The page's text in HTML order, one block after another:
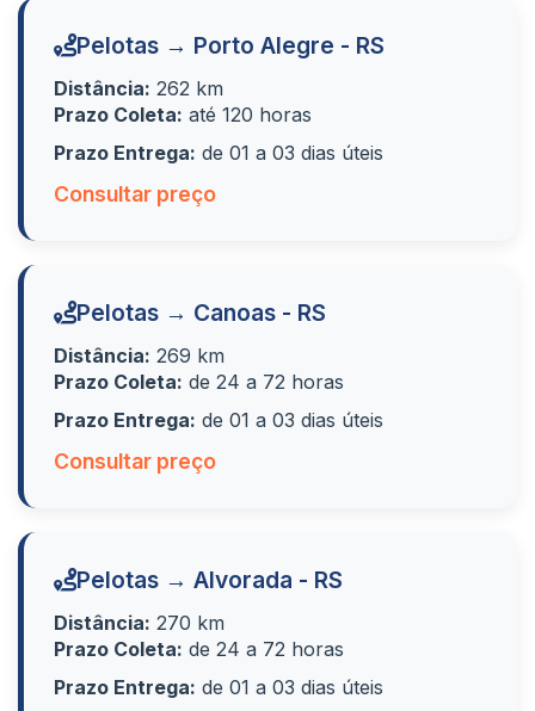
Pelotas → Porto Alegre - RS
Distância: 262 km
Prazo Coleta: até 120 horas
Prazo Entrega: de 01 a 03 dias úteis
Consultar preço
Pelotas → Canoas - RS
Distância: 269 km
Prazo Coleta: de 24 a 72 horas
Prazo Entrega: de 01 a 03 dias úteis
Consultar preço
Pelotas → Alvorada - RS
Distância: 270 km
Prazo Coleta: de 24 a 72 horas
Prazo Entrega: de 01 a 03 dias úteis